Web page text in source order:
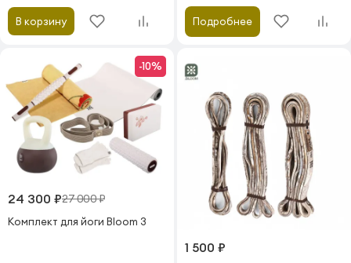
В корзину Подробнее
-10%
24 300 ₽27 000 ₽
Комплект для йоги Bloom 3
1 500 ₽